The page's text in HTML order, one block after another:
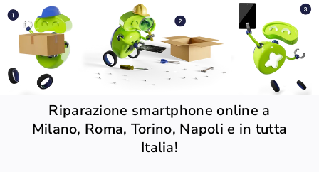
Riparazione smartphone online a
Milano, Roma, Torino, Napoli e in tutta
Italia!